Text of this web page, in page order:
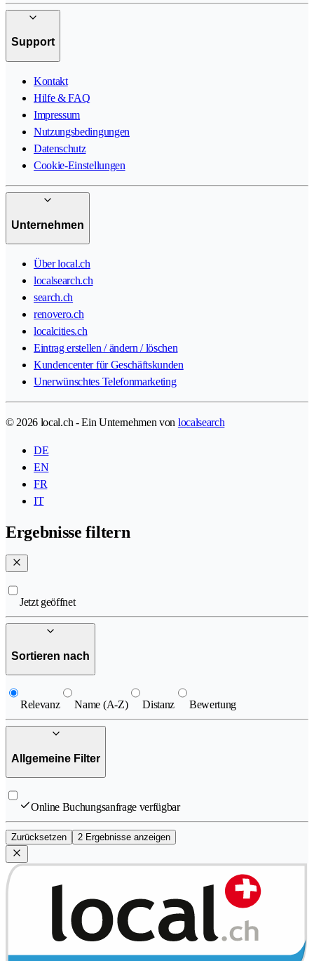
Support
Kontakt
Hilfe & FAQ
Impressum
Nutzungsbedingungen
Datenschutz
Cookie-Einstellungen
Unternehmen
Über local.ch
localsearch.ch
search.ch
renovero.ch
localcities.ch
Eintrag erstellen / ändern / löschen
Kundencenter für Geschäftskunden
Unerwünschtes Telefonmarketing
© 2026 local.ch - Ein Unternehmen von localsearch
DE
EN
FR
IT
Ergebnisse filtern
Jetzt geöffnet
Sortieren nach
Relevanz Name (A-Z) Distanz Bewertung
Allgemeine Filter
Online Buchungsanfrage verfügbar
Zurücksetzen 2 Ergebnisse anzeigen